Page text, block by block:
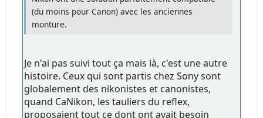
(du moins pour Canon) avec les anciennes
monture.
Je n'ai pas suivi tout ça mais là, c'est une autre
histoire. Ceux qui sont partis chez Sony sont
globalement des nikonistes et canonistes,
quand CaNikon, les tauliers du reflex,
proposaient tout ce dont ont avait besoin